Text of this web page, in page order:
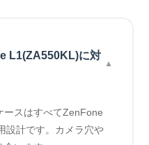
L1(ZA550KL)に対
ースはすべてZenFone
設計です。カメラ穴や